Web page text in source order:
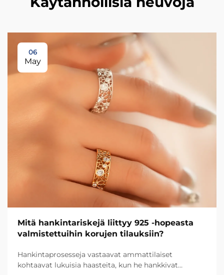
06
May
Mitä hankintariskejä liittyy 925 ‑hopeasta
valmistettuihin korujen tilauksiin?
Hankintaprosesseja vastaavat ammattilaiset
kohtaavat lukuisia haasteita, kun he hankkivat